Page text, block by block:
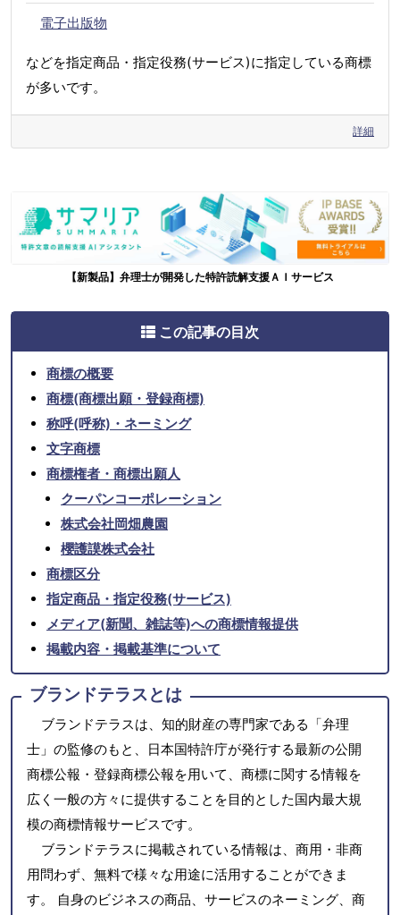
電子出版物
などを指定商品・指定役務(サービス)に指定している商標
が多いです。
詳細
【新製品】弁理士が開発した特許読解支援ＡＩサービス
この記事の目次
商標の概要
商標(商標出願・登録商標)
称呼(呼称)・ネーミング
文字商標
商標権者・商標出願人
クーパンコーポレーション
株式会社岡畑農園
櫻護謨株式会社
商標区分
指定商品・指定役務(サービス)
メディア(新聞、雑誌等)への商標情報提供
掲載内容・掲載基準について
ブランドテラスとは
ブランドテラスは、知的財産の専門家である「弁理
士」の監修のもと、日本国特許庁が発行する最新の公開
商標公報・登録商標公報を用いて、商標に関する情報を
広く一般の方々に提供することを目的とした国内最大規
模の商標情報サービスです。
ブランドテラスに掲載されている情報は、商用・非商
用問わず、無料で様々な用途に活用することができま
す。 自身のビジネスの商品、サービスのネーミング、商